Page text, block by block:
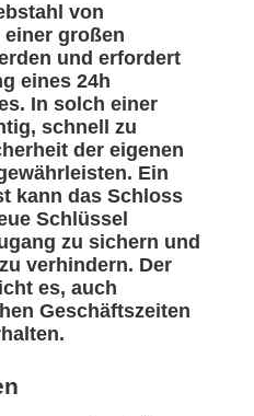
von
großen
und erfordert
eines 24h
In solch einer
schnell zu
der eigenen
Ein
kann das Schloss
Schlüssel
zu sichern und
verhindern. Der
es, auch
Geschäftszeiten